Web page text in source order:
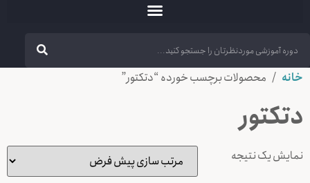
خانه / محصولات برچسب خورده “دتکتور”
دتکتور
نمایش یک نتیجه